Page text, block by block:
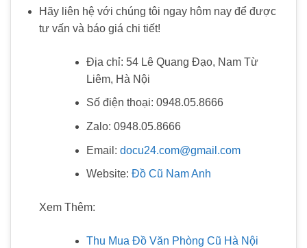
Hãy liên hệ với chúng tôi ngay hôm nay để được
tư vấn và báo giá chi tiết!
Địa chỉ: 54 Lê Quang Đạo, Nam Từ
Liêm, Hà Nội
Số điện thoại: 0948.05.8666
Zalo: 0948.05.8666
Email: docu24.com@gmail.com
Website: Đồ Cũ Nam Anh
Xem Thêm:
Thu Mua Đồ Văn Phòng Cũ Hà Nội